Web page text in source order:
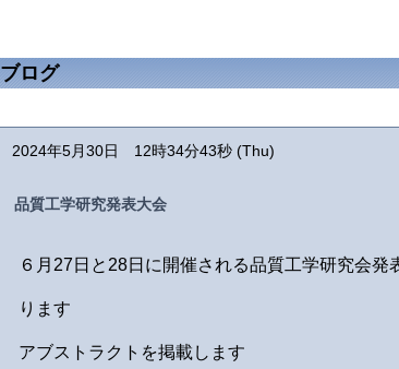
ブログ
2024年5月30日 12時34分43秒 (Thu)
品質工学研究発表大会
６月27日と28日に開催される品質工学研究会
ります
アブストラクトを掲載します